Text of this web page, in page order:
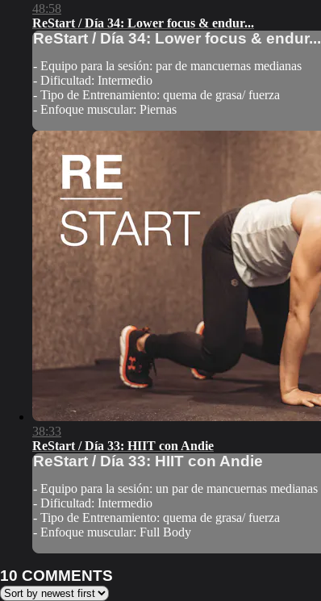
48:58
ReStart / Día 34: Lower focus & endur...
ReStart / Día 34: Lower focus & endur...
- Equipo para la sesión: par de mancuernas medianas
- Dificultad: Intermedio
- Tipo de Entrenamiento: quema de grasa/ fuerza
- Enfoque muscular: Piernas
38:33
ReStart / Día 33: HIIT con Andie
ReStart / Día 33: HIIT con Andie
- Equipo para la sesión: un par de mancuernas medianas
- Dificultad: Intermedio
- Tipo de Entrenamiento: quema de grasa/ fuerza
- Enfoque muscular: Full Body
10 COMMENTS